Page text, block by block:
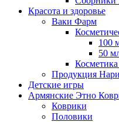
Красота и здоровье
Ваки Фарм
100
50
Косметика
Продукция
Детские игры
Армянские Этно
Коврики
Половики